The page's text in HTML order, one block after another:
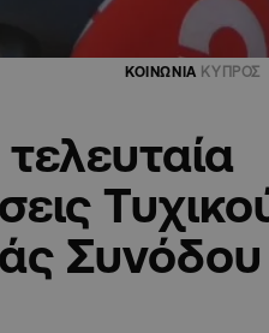
ΚΟΙΝΩΝΙΑ ΚΥΠΡΟΣ
Συνόδου